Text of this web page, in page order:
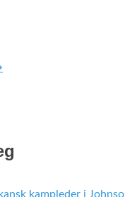
kampleder i